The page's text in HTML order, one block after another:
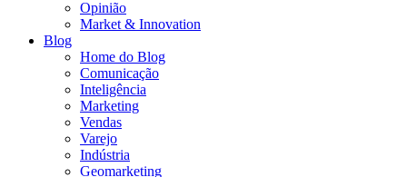
Opinião
Market & Innovation
Blog
Home do Blog
Comunicação
Inteligência
Marketing
Vendas
Varejo
Indústria
Geomarketing